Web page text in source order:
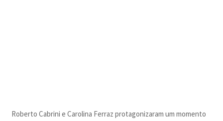
Roberto Cabrini e Carolina Ferraz protagonizaram um momento